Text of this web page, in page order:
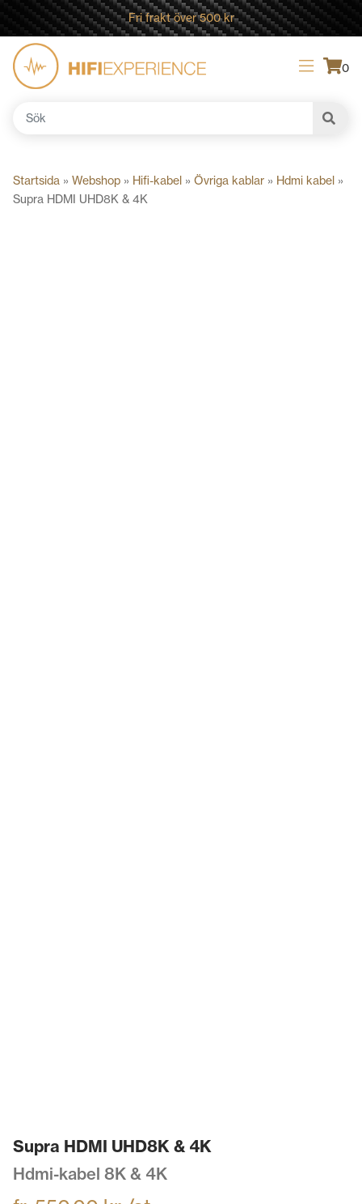
Fri frakt över 500 kr
0
Sök
Startsida » Webshop » Hifi-kabel » Övriga kablar » Hdmi kabel »
Supra HDMI UHD8K & 4K
Supra HDMI UHD8K & 4K
Hdmi-kabel 8K & 4K